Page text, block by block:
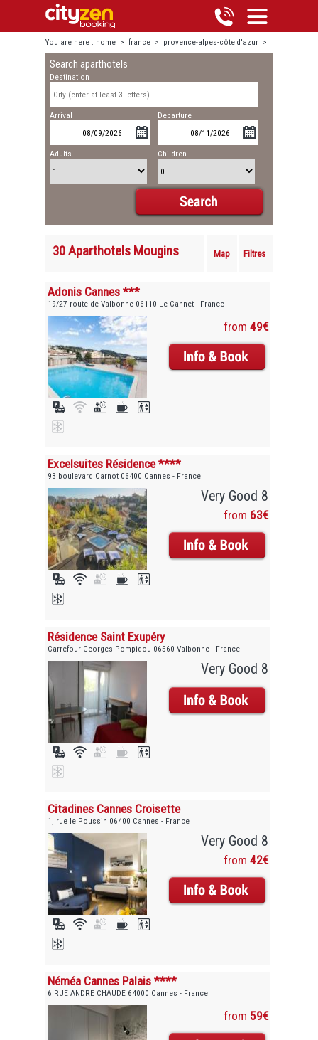
You are here : home > france > provence-alpes-côte d'azur >
mougins
Search aparthotels
Destination
Arrival Departure
Adults Children
30 Aparthotels Mougins Map Filtres
Adonis Cannes ***
19/27 route de Valbonne 06110 Le Cannet - France
from 49€
Excelsuites Résidence ****
93 boulevard Carnot 06400 Cannes - France
Very Good 8
from 63€
Résidence Saint Exupéry
Carrefour Georges Pompidou 06560 Valbonne - France
Very Good 8
Citadines Cannes Croisette
1, rue le Poussin 06400 Cannes - France
Very Good 8
from 42€
Néméa Cannes Palais ****
6 RUE ANDRE CHAUDE 64000 Cannes - France
from 59€